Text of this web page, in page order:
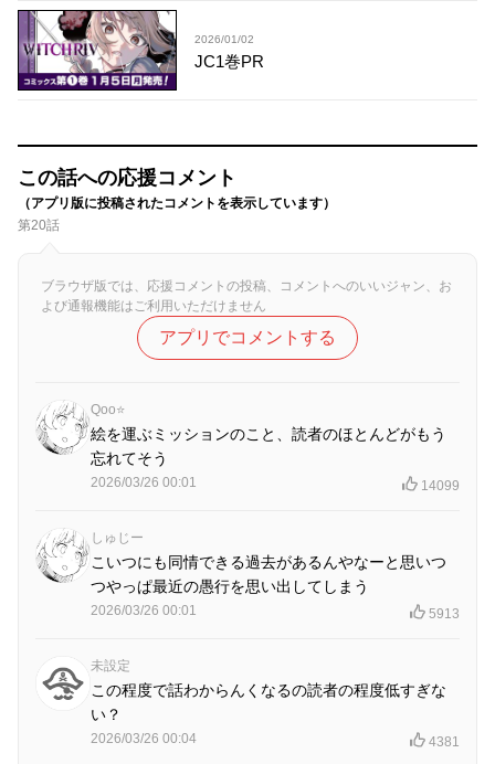
2026/01/02
JC1巻PR
この話への応援コメント
（アプリ版に投稿されたコメントを表示しています）
第20話
ブラウザ版では、応援コメントの投稿、コメントへのいいジャン、お
よび通報機能はご利用いただけません
アプリでコメントする
Qoo⭐
絵を運ぶミッションのこと、読者のほとんどがもう
忘れてそう
2026/03/26 00:01 14099
しゅじー
こいつにも同情できる過去があるんやなーと思いつ
つやっぱ最近の愚行を思い出してしまう
2026/03/26 00:01 5913
未設定
この程度で話わからんくなるの読者の程度低すぎな
い？
2026/03/26 00:04 4381